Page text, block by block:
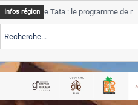
Infos région
de Tata : le programme de
TSGJB Tourisme : l’ONMT renforce
TSGJB Tourisme au Maroc :